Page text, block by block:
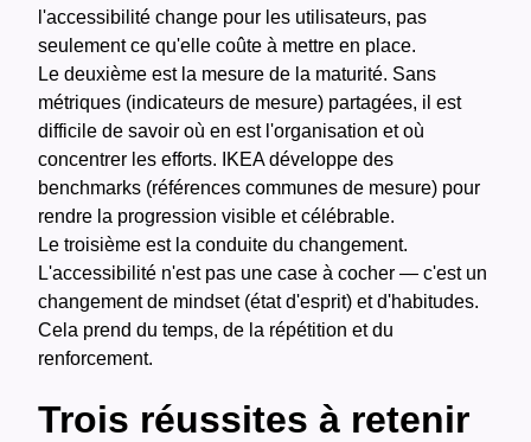
l'accessibilité change pour les utilisateurs, pas
seulement ce qu'elle coûte à mettre en place.
Le deuxième est la mesure de la maturité. Sans
métriques (indicateurs de mesure) partagées, il est
difficile de savoir où en est l'organisation et où
concentrer les efforts. IKEA développe des
benchmarks (références communes de mesure) pour
rendre la progression visible et célébrable.
Le troisième est la conduite du changement.
L'accessibilité n'est pas une case à cocher — c'est un
changement de mindset (état d'esprit) et d'habitudes.
Cela prend du temps, de la répétition et du
renforcement.
Trois réussites à retenir